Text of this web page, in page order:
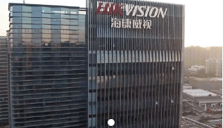
全球资源
成功案例
关于我们
联系我们